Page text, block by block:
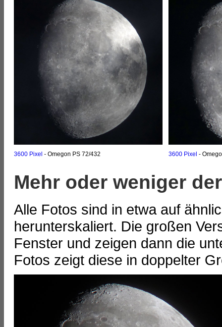
3600 Pixel - Omegon PS 72/432 3600 Pixel -
Mehr oder weniger
Alle Fotos sind in etwa auf
herunterskaliert. Die großen
Fenster und zeigen dann die
Fotos zeigt diese in doppelter